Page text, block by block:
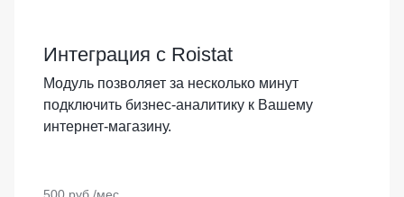
Интеграция с Roistat
Модуль позволяет за несколько минут
подключить бизнес-аналитику к Вашему
интернет-магазину.